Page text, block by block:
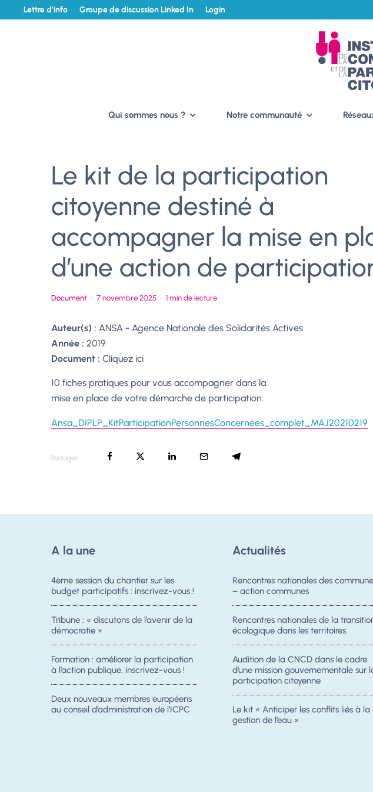
Lettre d’info Groupe de discussion Linked In Login
Qui sommes nous ? Notre communauté
Le kit de la participation
citoyenne destiné à
accompagner la mise en
d’une action de
Document · 7 novembre 2025 · 1 min de lecture
Auteur(s) : ANSA - Agence Nationale des Solidarités Actives
Année : 2019
Document : Cliquez ici
10 fiches pratiques pour vous accompagner dans la
mise en place de votre démarche de participation.
Ansa_DIPLP_KitParticipationPersonnesConcernées_complet_MAJ20210219
Partager
A la une
4ème session du chantier sur les
budget participatifs : inscrivez-vous !
Tribune : « discutons de l’avenir de la
démocratie »
Formation : améliorer la participation
à l’action publique, inscrivez-vous !
Deux nouveaux membres européens
au conseil d’administration de l’ICPC
Actualités
Rencontres nationales des
– action communes
Rencontres nationales de la
écologique dans les territoires
Audition de la CNCD dans le cadre
d’une mission gouvernementale sur
participation citoyenne
Le kit « Anticiper les conflits liés à la
gestion de l’eau »